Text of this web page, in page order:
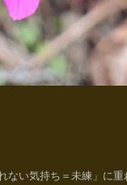
い気持ち＝未練」に重